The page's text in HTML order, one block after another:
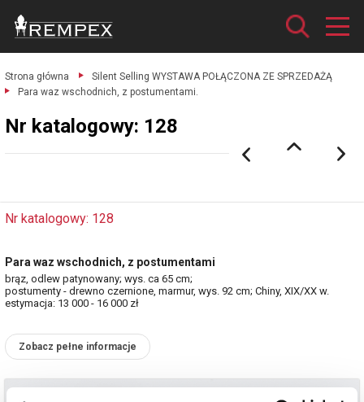
Strona główna
Silent Selling WYSTAWA POŁĄCZONA ZE SPRZEDAŻĄ
Para waz wschodnich, z postumentami.
Nr katalogowy: 128
Nr katalogowy: 128
Para waz wschodnich, z postumentami
brąz, odlew patynowany; wys. ca 65 cm;
postumenty - drewno czernione, marmur, wys. 92 cm; Chiny, XIX/XX w.
estymacja: 13 000 - 16 000 zł
Zobacz pełne informacje